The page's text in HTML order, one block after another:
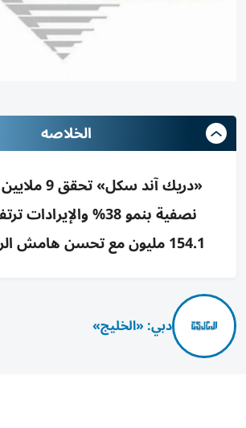
الخلاصه
«دريك آند
154.1 مليون مع تحسن هامش الربح إلى 11%
دبي: «الخليج»